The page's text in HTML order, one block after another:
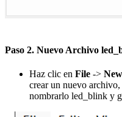
Paso 2. Nuevo Archivo
Haz clic en File -> New
crear un nuevo
nombrarlo led_blink y